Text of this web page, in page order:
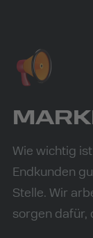
Wie wichtig
Endkunden
Stelle. Wir
sorgen dafür,